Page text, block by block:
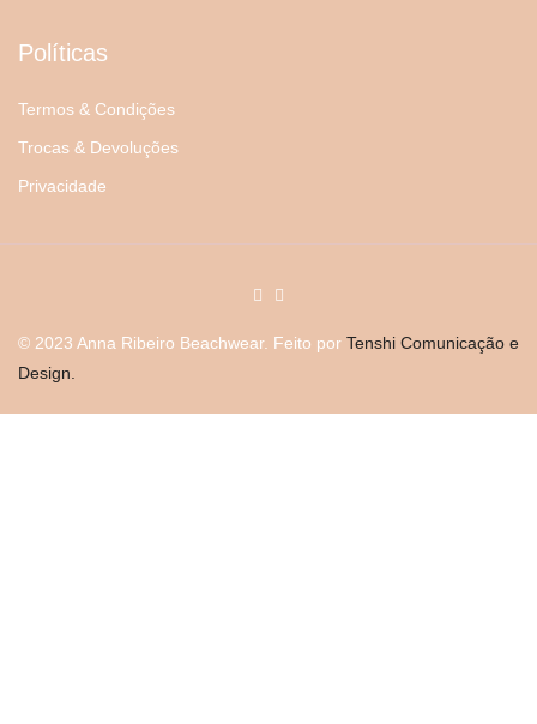
Políticas
Termos & Condições
Trocas & Devoluções
Privacidade
© 2023 Anna Ribeiro Beachwear. Feito por Tenshi Comunicação e
Design.